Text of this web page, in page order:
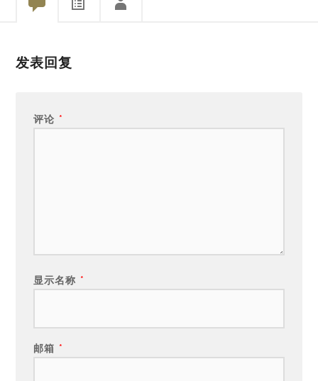
发表回复
评论 *
显示名称 *
邮箱 *